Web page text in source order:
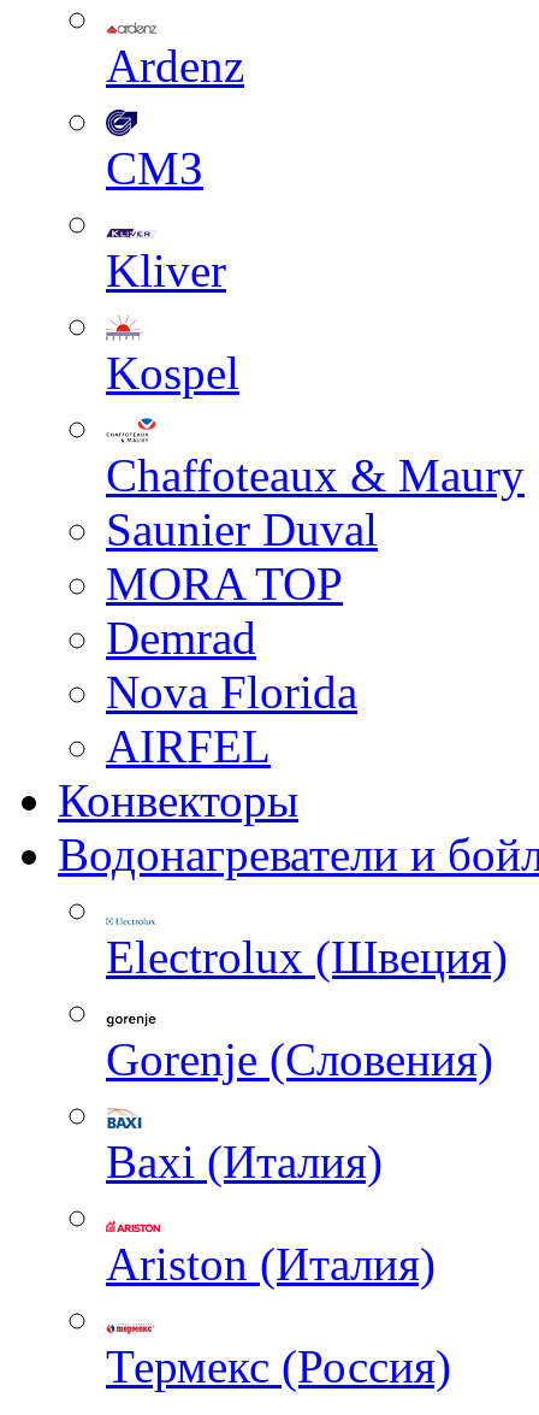
Ardenz
СМЗ
Kliver
Kospel
Chaffoteaux & Maury
Saunier Duval
MORA TOP
Demrad
Nova Florida
AIRFEL
Конвекторы
Водонагреватели и
Electrolux (Швеция)
Gorenje (Словения)
Baxi (Италия)
Ariston (Италия)
Термекс (Россия)